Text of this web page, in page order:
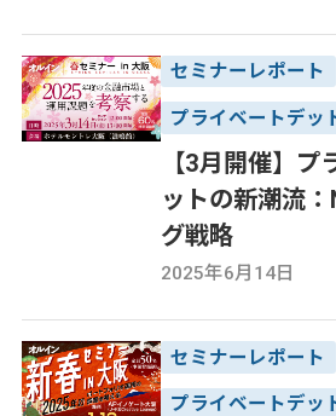
セミナーレポート
プライベートデッ
【3月開催】プ
ットの新潮流
グ戦略
2025年6月14日
セミナーレポート
プライベートデッ